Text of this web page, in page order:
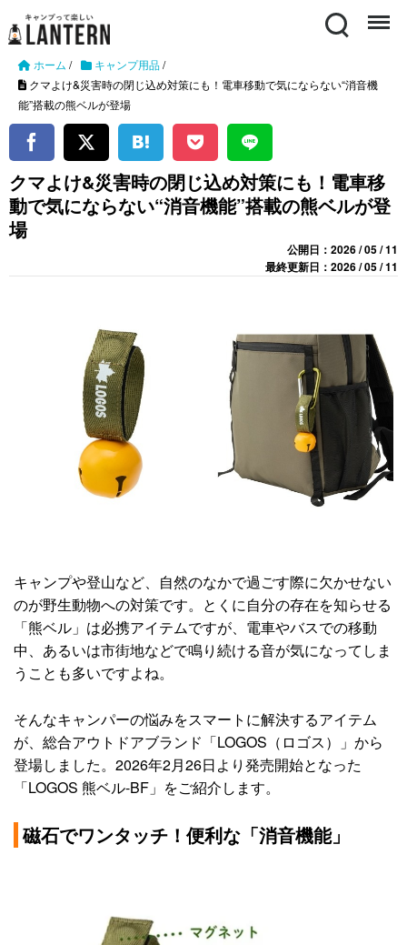
Search Menu
ホーム / キャンプ用品/
クマよけ&災害時の閉じ込め対策にも！電車移動で気にならない“消音機
能”搭載の熊ベルが登場
クマよけ&災害時の閉じ込め対策にも！電車移
動で気にならない“消音機能”搭載の熊ベルが登
場
公開日：2026 / 05 / 11
最終更新日：2026 / 05 / 11
キャンプや登山など、自然のなかで過ごす際に欠かせない
のが野生動物への対策です。とくに自分の存在を知らせる
「熊ベル」は必携アイテムですが、電車やバスでの移動
中、あるいは市街地などで鳴り続ける音が気になってしま
うことも多いですよね。
そんなキャンパーの悩みをスマートに解決するアイテム
が、総合アウトドアブランド「LOGOS（ロゴス）」から
登場しました。2026年2月26日より発売開始となった
「LOGOS 熊ベル-BF」をご紹介します。
磁石でワンタッチ！便利な「消音機能」